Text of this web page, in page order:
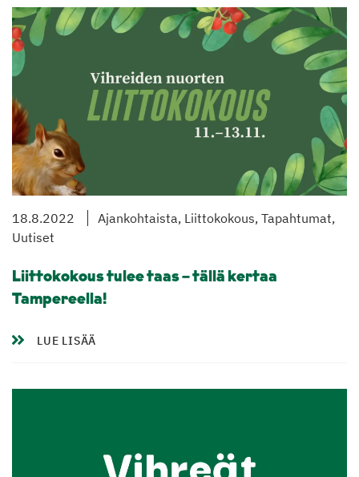
18.8.2022
Ajankohtaista, Liittokokous, Tapahtumat,
Uutiset
Liittokokous tulee taas – tällä kertaa
Tampereella!
LUE LISÄÄ